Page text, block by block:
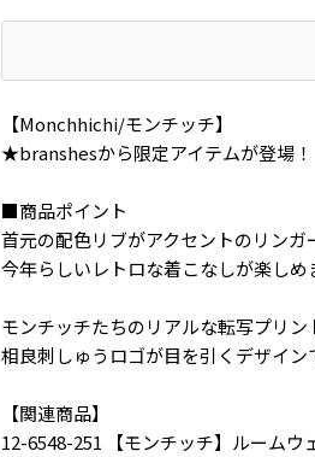
【Monchhichi/モンチッチ】
★branshesから限定アイテムが登場！
■商品ポイント
首元の配色リブがアクセントのリンガ
今年らしいレトロな着こなしが楽しめ
モンチッチたちのリアルな転写プリン
相良刺しゅうロゴが目を引くデザイン
【関連商品】
12-6548-251 【モンチッチ】ルームウ